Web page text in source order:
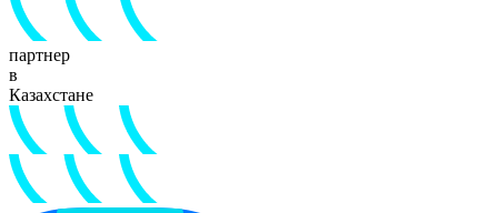
партнер
в
Казахстане